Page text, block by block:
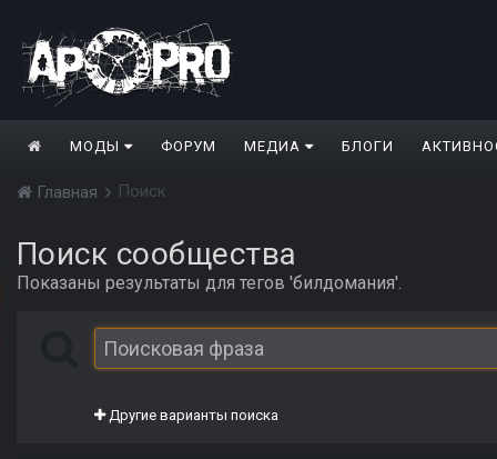
МОДЫ ФОРУМ МЕДИА БЛОГИ
Главная Поиск
Поиск сообщества
Показаны результаты для тегов 'билдомания'.
Другие варианты поиска